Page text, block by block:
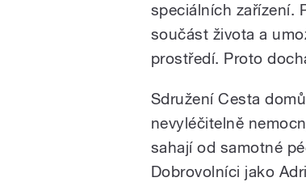
speciálních zařízení.
součást života a
prostředí. Proto
Sdružení Cesta
nevyléčitelně
sahají od samotné
Dobrovolníci jako